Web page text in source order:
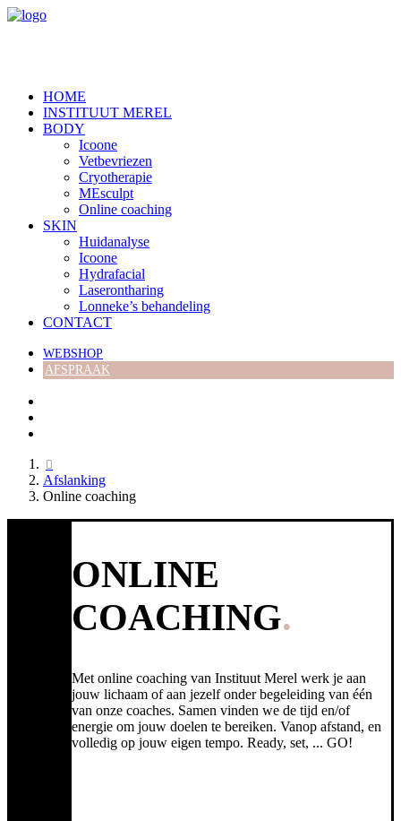
HOME
INSTITUUT MEREL
BODY
Icoone
Vetbevriezen
Cryotherapie
MEsculpt
Online coaching
SKIN
Huidanalyse
Icoone
Hydrafacial
Laserontharing
Lonneke’s behandeling
CONTACT
WEBSHOP
AFSPRAAK
Afslanking
Online coaching
ONLINE
COACHING
Met online coaching van Instituut Merel werk je aan
jouw lichaam of aan jezelf onder begeleiding van één
van onze coaches. Samen vinden we de tijd en/of
energie om jouw doelen te bereiken. Vanop afstand, en
volledig op jouw eigen tempo. Ready, set, ... GO!